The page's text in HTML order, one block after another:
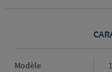
Caractéristiques
Modèle